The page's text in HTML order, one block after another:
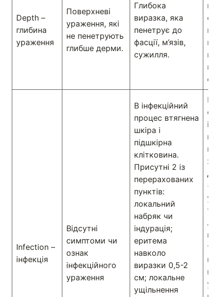
Depth –
глибина
ураження
Поверхневі
ураження, які
не пенетрують
глибше дерми.
Глибока
виразка, яка
пенетрує до
фасції, м’язів,
сужилля.
Infection –
інфекція
Відсутні
симптоми чи
ознак
інфекційного
ураження
В інфекційний
процес втягнена
шкіра і
підшкірна
клітковина.
Присутні 2 із
перерахованих
пунктів:
локальний
набряк чи
індурація;
еритема
навколо
виразки 0,5-2
см; локальне
ущільнення
см
із
у